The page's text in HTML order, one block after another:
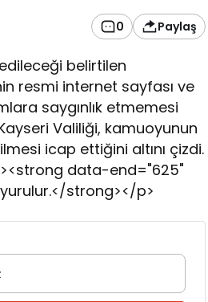
0 Paylaş
belirtilen
resmi internet sayfası ve
saygınlık etmemesi
Valiliği, kamuoyunun
icap ettiğini altını çizdi.
data-end="625"
strong></p>